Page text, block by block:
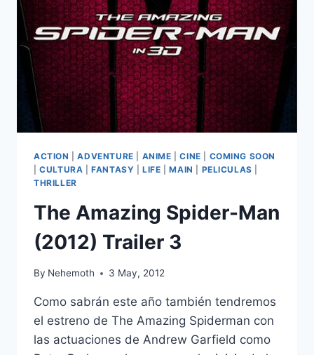
ACTION |ADVENTURE ANIME |CINE
COMING SOON
|CULTURA |FANTASY |LIFE |MAIN PELICULAS
THRILLER
The Amazing Spider-Man
(2012) Trailer 3
By Nehemoth 3 May, 2012
Como sabrán este año también tendremos
el estreno de The Amazing Spiderman con
las actuaciones de Andrew Garfield como